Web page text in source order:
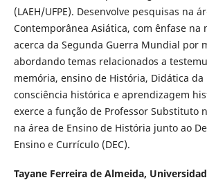
(LAEH/UFPE). Desenvolve pesquisas na
Contemporânea Asiática, com ênfase na
acerca da Segunda Guerra Mundial por
abordando temas relacionados a
memória, ensino de História, Didática da
consciência histórica e aprendizagem
exerce a função de Professor Substituto
na área de Ensino de História junto ao
Ensino e Currículo (DEC).
Tayane Ferreira de Almeida,